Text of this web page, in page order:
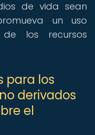
de vida sean
un uso
los recursos
para los
derivados
el